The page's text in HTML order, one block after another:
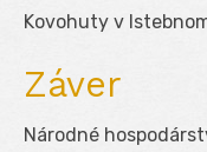
Kovohuty v
Záver
Národné